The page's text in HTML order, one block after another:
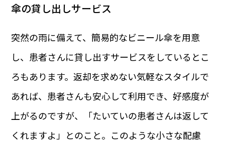
傘の貸し出しサービス
突然の雨に備えて、簡易的なビニール傘を用意
し、患者さんに貸し出すサービスをしているとこ
ろもあります。返却を求めない気軽なスタイルで
あれば、患者さんも安心して利用でき、好感度が
上がるのですが、「たいていの患者さんは返して
くれますよ」とのこと。このような小さな配慮